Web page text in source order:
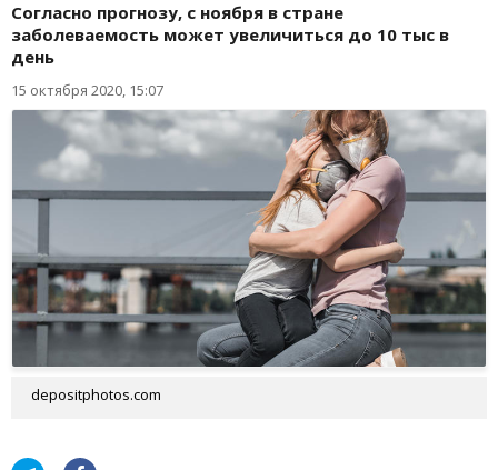
Согласно прогнозу, с ноября в стране
заболеваемость может увеличиться до 10 тыс в
день
15 октября 2020, 15:07
depositphotos.com